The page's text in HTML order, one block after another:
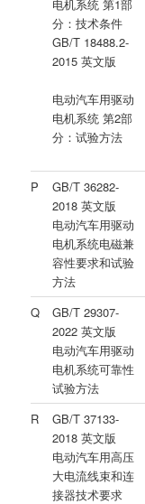
电机系统 第1部
分：技术条件
GB/T 18488.2-
2015 英文版
电动汽车用驱动
电机系统 第2部
分：试验方法
P
GB/T 36282-
2018 英文版
电动汽车用驱动
电机系统电磁兼
容性要求和试验
方法
Q
GB/T 29307-
2022 英文版
电动汽车用驱动
电机系统可靠性
试验方法
R
GB/T 37133-
2018 英文版
电动汽车用高压
大电流线束和连
接器技术要求